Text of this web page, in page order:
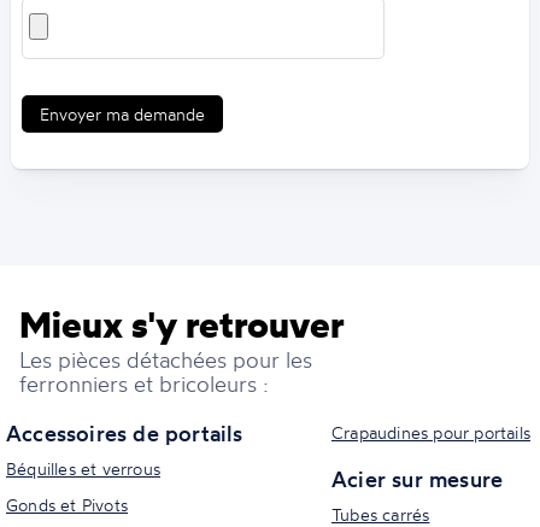
Envoyer ma demande
Mieux s'y retrouver
Les pièces détachées pour les
ferronniers et bricoleurs :
Accessoires de portails
Béquilles et verrous
Gonds et Pivots
Crapaudines pour portails
Acier sur mesure
Tubes carrés